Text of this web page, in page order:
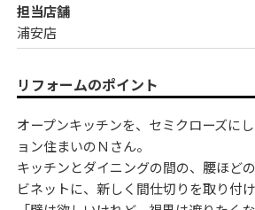
担当店舗
浦安店
リフォームのポイント
オープンキッチンを、セミクローズに
ョン住まいのＮさん。
キッチンとダイニングの間の、腰ほど
ビネットに、新しく間仕切りを取り付け